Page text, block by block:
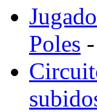
Poles -